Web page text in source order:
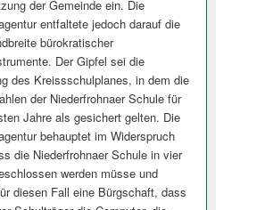
der Gemeinde ein. Die
entfaltete jedoch darauf die
bürokratischer
Der Gipfel sei die
des Kreissschulplanes, in dem die
der Niederfrohnaer Schule für
Jahre als gesichert gelten. Die
behauptet im Widerspruch
die Niederfrohnaer Schule in vier
werden müsse und
diesen Fall eine Bürgschaft, dass